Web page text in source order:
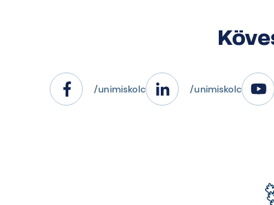
/unimiskolc /unimiskolc